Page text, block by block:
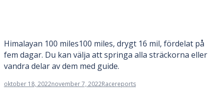
Himalayan 100 miles100 miles, drygt 16 mil, fördelat på
fem dagar. Du kan välja att springa alla sträckorna eller
vandra delar av dem med guide.
oktober 18, 2022november 7, 2022Racereports